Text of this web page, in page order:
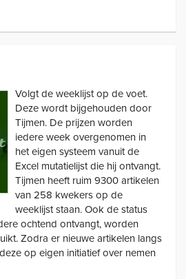
Volgt de weeklijst op de voet.
Deze wordt bijgehouden door
Tijmen. De prijzen worden
iedere week overgenomen in
het eigen systeem vanuit de
Excel mutatielijst die hij ontvangt.
Tijmen heeft ruim 9300 artikelen
van 258 kwekers op de
weeklijst staan. Ook de status
ochtend ontvangt, worden
Zodra er nieuwe artikelen langs
op eigen initiatief over nemen